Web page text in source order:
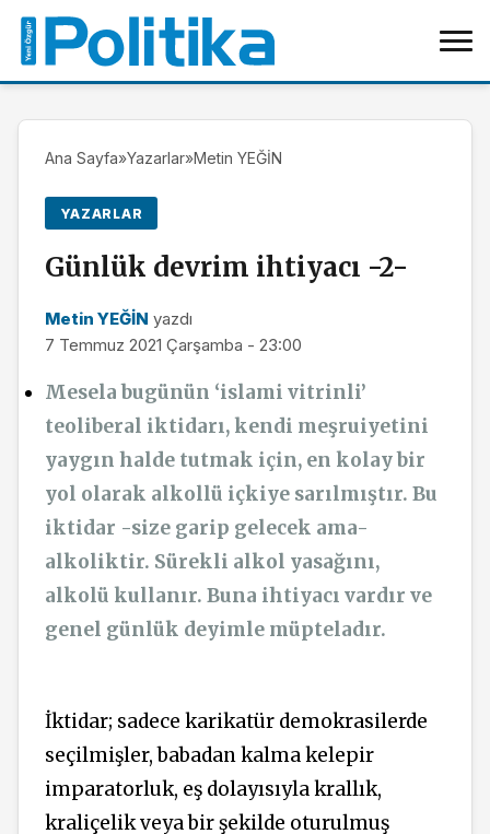
Ana Sayfa»Yazarlar»Metin YEĞİN
YAZARLAR
Günlük devrim ihtiyacı -2-
Metin YEĞİN yazdı
7 Temmuz 2021 Çarşamba - 23:00
Mesela bugünün ‘islami vitrinli’
teoliberal iktidarı, kendi meşruiyetini
yaygın halde tutmak için, en kolay bir
yol olarak alkollü içkiye sarılmıştır. Bu
iktidar -size garip gelecek ama-
alkoliktir. Sürekli alkol yasağını,
alkolü kullanır. Buna ihtiyacı vardır ve
genel günlük deyimle müpteladır.
İktidar; sadece karikatür demokrasilerde
seçilmişler, babadan kalma kelepir
imparatorluk, eş dolayısıyla krallık,
kraliçelik veya bir şekilde oturulmuş